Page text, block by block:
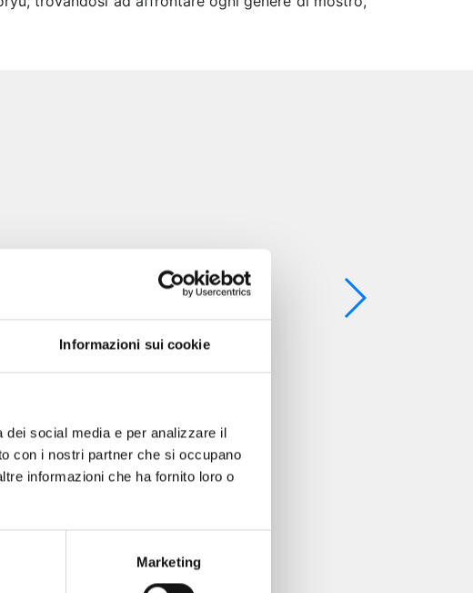
Informazioni sui cookie
social media e per analizzare il
con i nostri partner che si occupano
informazioni che ha fornito loro o
Marketing
n. 31